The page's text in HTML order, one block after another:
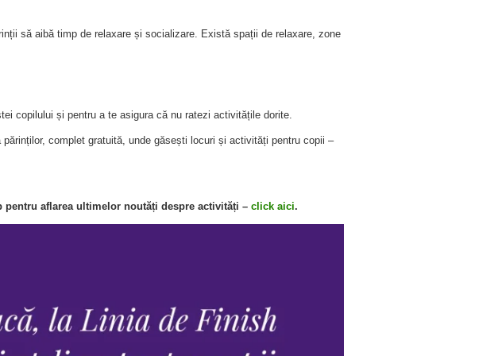
să aibă timp de relaxare și socializare. Există spații de relaxare, zone
copilului și pentru a te asigura că nu ratezi activitățile dorite.
complet gratuită, unde găsești locuri și activități pentru copii –
aflarea ultimelor noutăți despre activități – click aici.